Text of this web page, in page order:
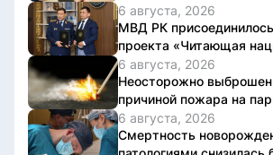
6 августа, 2026
МВД РК
проекта «Читающая
6 августа, 2026
Неосторожно
причиной пожара на
6 августа, 2026
Смертность